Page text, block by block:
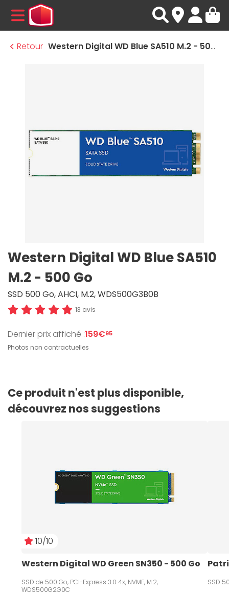
MENU
Retour
Western Digital WD Blue SA510 M.2 - 500 Go
Western Digital WD Blue SA510
M.2 - 500 Go
SSD 500 Go, AHCI, M.2, WDS500G3B0B
13 avis
Dernier prix affiché :159€95
Photos non contractuelles
Ce produit n'est plus disponible,
découvrez nos suggestions
10/10
Western Digital WD Green SN350 - 500 Go
SSD de 500 Go, PCI-Express 3.0 4x, NVME, M.2,
WDS500G2G0C
SSD